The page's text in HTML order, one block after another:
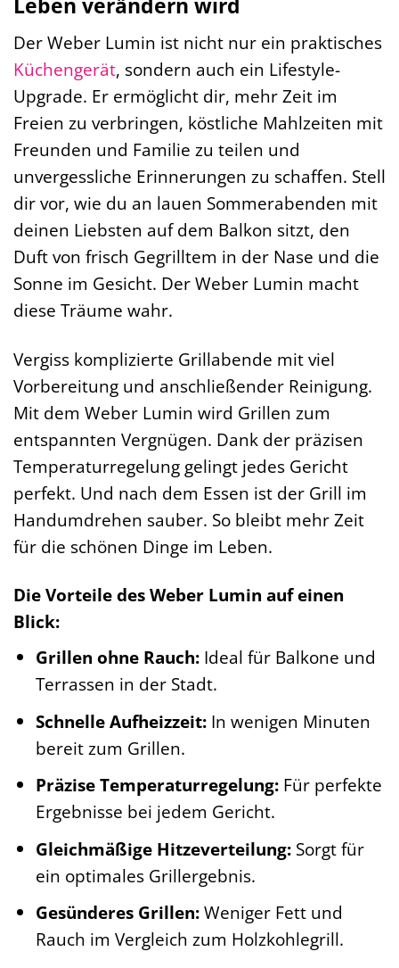
Der Weber Lumin ist nicht nur ein praktisches
Küchengerät, sondern auch ein Lifestyle-
Upgrade. Er ermöglicht dir, mehr Zeit im
Freien zu verbringen, köstliche Mahlzeiten mit
Freunden und Familie zu teilen und
unvergessliche Erinnerungen zu schaffen. Stell
dir vor, wie du an lauen Sommerabenden mit
deinen Liebsten auf dem Balkon sitzt, den
Duft von frisch Gegrilltem in der Nase und die
Sonne im Gesicht. Der Weber Lumin macht
diese Träume wahr.
Vergiss komplizierte Grillabende mit viel
Vorbereitung und anschließender Reinigung.
Mit dem Weber Lumin wird Grillen zum
entspannten Vergnügen. Dank der präzisen
Temperaturregelung gelingt jedes Gericht
perfekt. Und nach dem Essen ist der Grill im
Handumdrehen sauber. So bleibt mehr Zeit
für die schönen Dinge im Leben.
Die Vorteile des Weber Lumin auf einen
Blick:
Grillen ohne Rauch:Ideal für Balkone und
Terrassen in der Stadt.
Schnelle Aufheizzeit:In wenigen Minuten
bereit zum Grillen.
Präzise Temperaturregelung:Für perfekte
Ergebnisse bei jedem Gericht.
Gleichmäßige Hitzeverteilung:Sorgt für
ein optimales Grillergebnis.
Gesünderes Grillen:Weniger Fett und
Rauch im Vergleich zum Holzkohlegrill.